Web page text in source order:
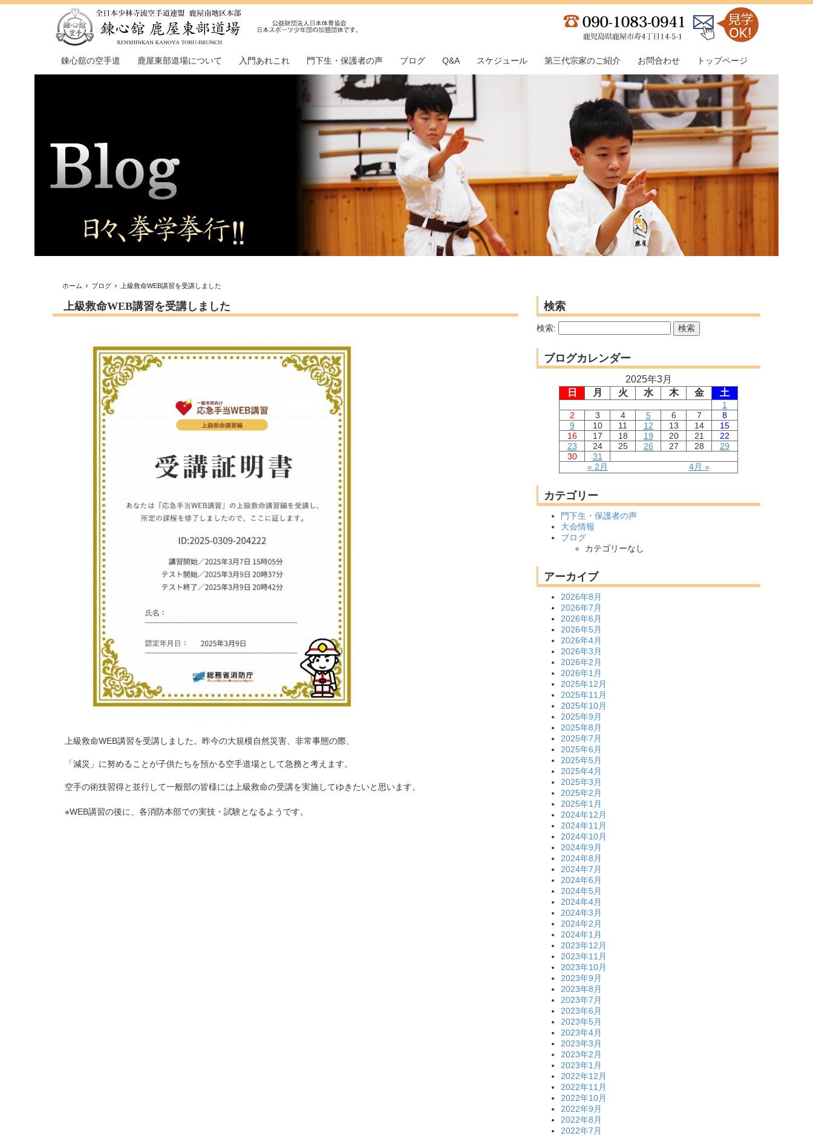
錬心舘の空手道 鹿屋東部道場について 入門あれこれ 門下生・保護者の声 ブログ Q&A スケジュール 第三代宗家のご紹介 お問合わせ トップページ
ホーム ブログ 上級救命WEB講習を受講しました
上級救命WEB講習を受講しました
上級救命WEB講習を受講しました。昨今の大規模自然災害、非常事態の際、
「減災」に努めることが子供たちを預かる空手道場として急務と考えます。
空手の術技習得と並行して一般部の皆様には上級救命の受講を実施してゆきたいと思います。
※WEB講習の後に、各消防本部での実技・試験となるようです。
検索
検索:
ブログカレンダー
2025年3月
日
月 火 水 木 金 土
« 2月 4月 »
1
2
3 4 5 6 7
8
9
10 11 12 13 14
15
16
17 18 19 20 21
22
23
24 25 26 27 28
29
30
31
カテゴリー
門下生・保護者の声
大会情報
ブログ
カテゴリーなし
アーカイブ
2026年8月
2026年7月
2026年6月
2026年5月
2026年4月
2026年3月
2026年2月
2026年1月
2025年12月
2025年11月
2025年10月
2025年9月
2025年8月
2025年7月
2025年6月
2025年5月
2025年4月
2025年3月
2025年2月
2025年1月
2024年12月
2024年11月
2024年10月
2024年9月
2024年8月
2024年7月
2024年6月
2024年5月
2024年4月
2024年3月
2024年2月
2024年1月
2023年12月
2023年11月
2023年10月
2023年9月
2023年8月
2023年7月
2023年6月
2023年5月
2023年4月
2023年3月
2023年2月
2023年1月
2022年12月
2022年11月
2022年10月
2022年9月
2022年8月
2022年7月